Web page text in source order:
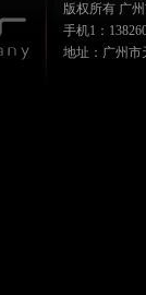
版权所有 广
手机1：
地址：广州市